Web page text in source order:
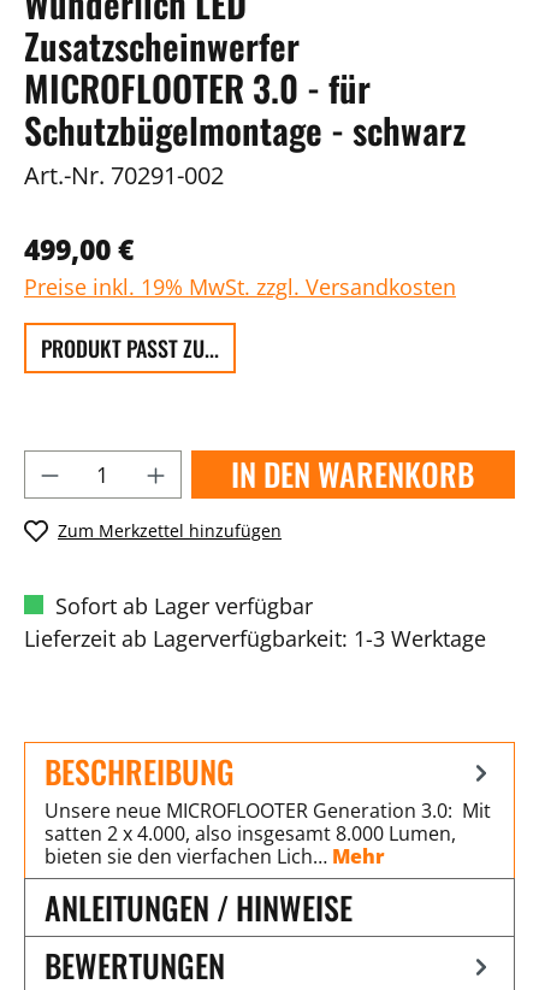
Zusatzscheinwerfer
MICROFLOOTER 3.0 - für
Schutzbügelmontage - schwarz
Art.-Nr. 70291-002
499,00 €
Preise inkl. 19% MwSt. zzgl. Versandkosten
PRODUKT PASST ZU...
IN DEN WARENKORB
Zum Merkzettel hinzufügen
Sofort ab Lager verfügbar
Lieferzeit ab Lagerverfügbarkeit: 1-3 Werktage
BESCHREIBUNG
Unsere neue MICROFLOOTER Generation 3.0: Mit
satten 2 x 4.000, also insgesamt 8.000 Lumen,
bieten sie den vierfachen Lich… Mehr
ANLEITUNGEN / HINWEISE
BEWERTUNGEN